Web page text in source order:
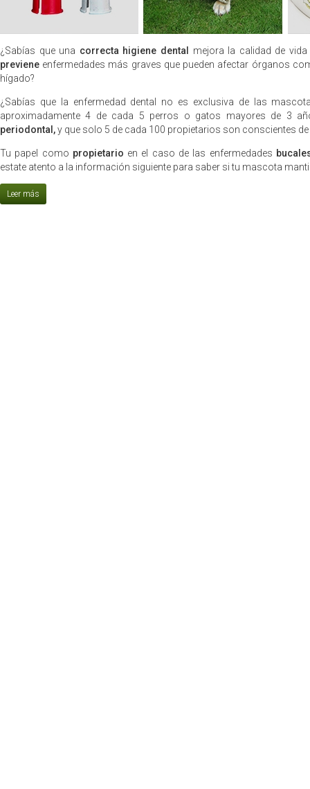
¿Sabías que una correcta higiene dental
mejora la calidad de
previene enfermedades más graves que pueden afectar órganos
hígado?
¿Sabías que la enfermedad dental no es exclusiva de las
aproximadamente 4 de cada 5 perros o gatos mayores de 3
periodontal,y que solo 5 de cada 100 propietarios son conscientes de
Tu papel como propietario en el caso de las enfermedades
estate atento a la información siguiente para saber si tu mascota